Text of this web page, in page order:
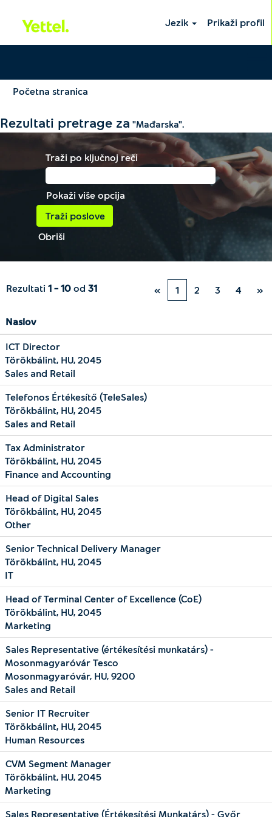
Jezik Prikaži profil
Početna stranica
Rezultati pretrage za "Mađarska".
Traži po ključnoj reči
Pokaži više opcija
Obriši
Rezultati 1 – 10 od 31 « 1 2 3 4 »
Naslov
ICT Director
Törökbálint, HU, 2045
Sales and Retail
Telefonos Értékesítő (TeleSales)
Törökbálint, HU, 2045
Sales and Retail
Tax Administrator
Törökbálint, HU, 2045
Finance and Accounting
Head of Digital Sales
Törökbálint, HU, 2045
Other
Senior Technical Delivery Manager
Törökbálint, HU, 2045
IT
Head of Terminal Center of Excellence (CoE)
Törökbálint, HU, 2045
Marketing
Sales Representative (értékesítési munkatárs) -
Mosonmagyaróvár Tesco
Mosonmagyaróvár, HU, 9200
Sales and Retail
Senior IT Recruiter
Törökbálint, HU, 2045
Human Resources
CVM Segment Manager
Törökbálint, HU, 2045
Marketing
Sales Representative (Értékesítési Munkatárs) - Győr